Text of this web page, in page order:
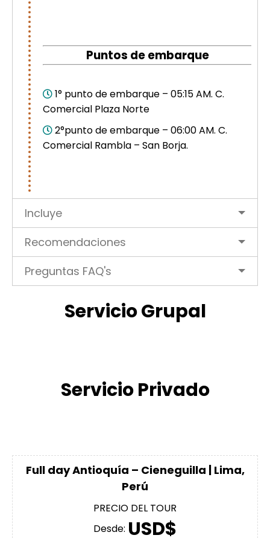
Puntos de embarque
1° punto de embarque – 05:15 AM. C.
Comercial Plaza Norte
2°punto de embarque – 06:00 AM. C.
Comercial Rambla – San Borja.
Incluye
Recomendaciones
Preguntas FAQ's
Servicio Grupal
Servicio Privado
Full day Antioquía – Cieneguilla | Lima,
Perú
PRECIO DEL TOUR
Desde: USD$